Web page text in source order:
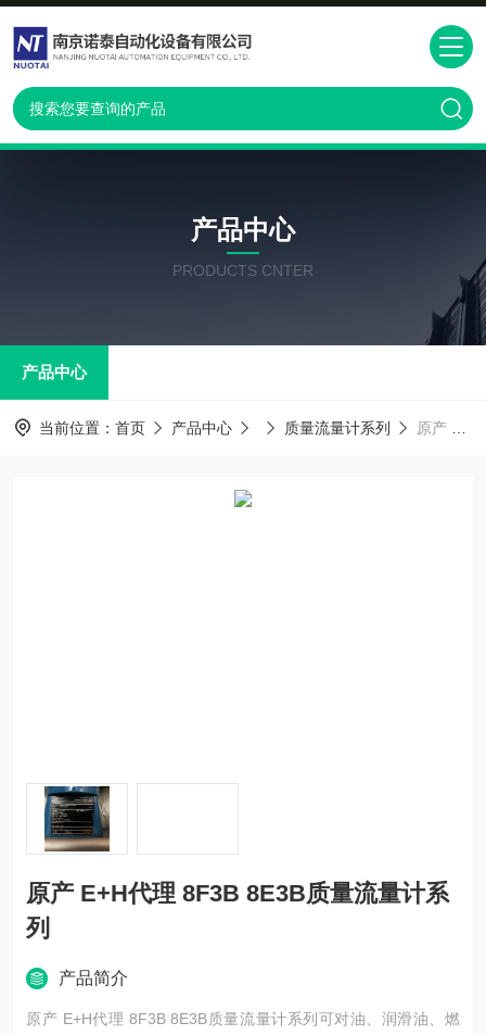
产品中心
PRODUCTS CNTER
产品中心
当前位置： 首页 产品中心 质量流量计系列 原产 E+H代理 8F3B 8E3B质量流量计系列
原产 E+H代理 8F3B 8E3B质量流量计系
列
产品简介
原产 E+H代理 8F3B 8E3B质量流量计系列可对油、润滑油、燃